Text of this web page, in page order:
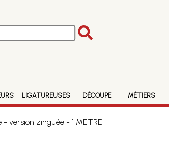
LIGATUREUSES DÉCOUPE MÉTIERS
version zinguée - 1 METRE